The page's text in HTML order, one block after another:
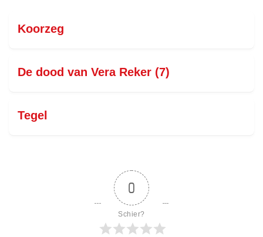
Koorzeg
De dood van Vera Reker (7)
Tegel
0
Schier?